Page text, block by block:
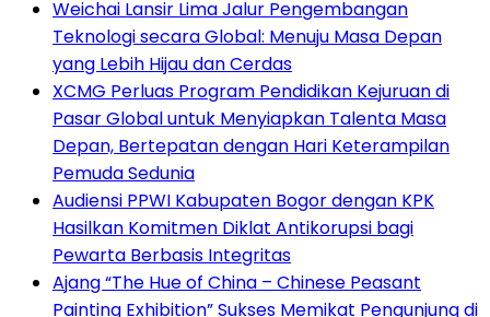
Weichai Lansir Lima Jalur Pengembangan
Teknologi secara Global: Menuju Masa Depan
yang Lebih Hijau dan Cerdas
XCMG Perluas Program Pendidikan Kejuruan di
Pasar Global untuk Menyiapkan Talenta Masa
Depan, Bertepatan dengan Hari Keterampilan
Pemuda Sedunia
Audiensi PPWI Kabupaten Bogor dengan KPK
Hasilkan Komitmen Diklat Antikorupsi bagi
Pewarta Berbasis Integritas
Ajang “The Hue of China – Chinese Peasant
Painting Exhibition” Sukses Memikat Pengunjung di